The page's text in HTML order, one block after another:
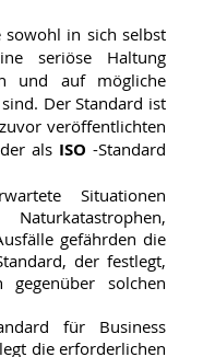
sowohl in sich selbst
seriöse Haltung
und auf mögliche
Der Standard ist
veröffentlichten
als ISO -Standard
Situationen
gefährden die
der festlegt,
solchen
für Business
die erforderlichen